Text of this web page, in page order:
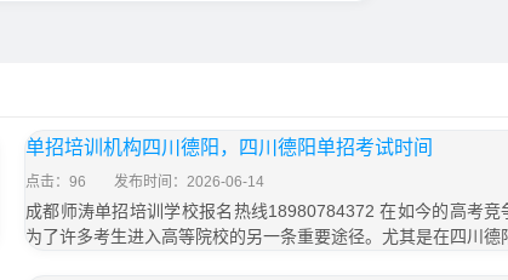
单招培训机构四川德阳，四川德阳单招考试时间
点击：96 发布时间：2026-06-14
成都师涛单招培训学校报名热线18980784372 在如今的高考
为了许多考生进入高等院校的另一条重要途径。尤其是在四川德